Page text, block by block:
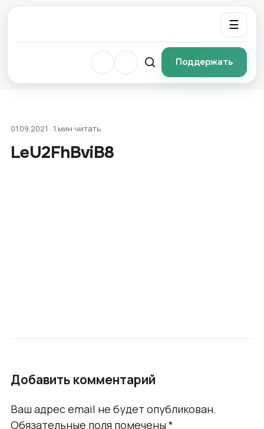
☰
Поддержать
01.09.2021 · 1 мин читать
LeU2FhBviB8
Добавить комментарий
Ваш адрес email не будет опубликован.
Обязательные поля помечены*